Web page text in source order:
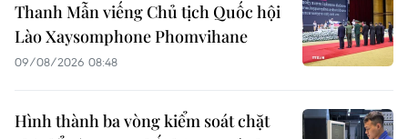
Thanh Mẫn viếng Chủ tịch Quốc hội
Lào Xaysomphone Phomvihane
09/08/2026 08:48
Hình thành ba vòng kiểm soát chặt